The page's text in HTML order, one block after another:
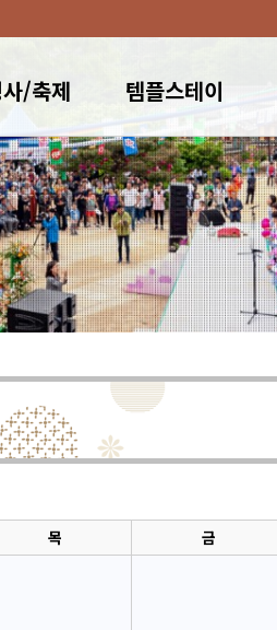
/축제 템플스테이
목 금